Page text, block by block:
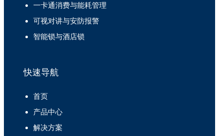
一卡通消费与能耗管理
可视对讲与安防报警
智能锁与酒店锁
快速导航
首页
产品中心
解决方案